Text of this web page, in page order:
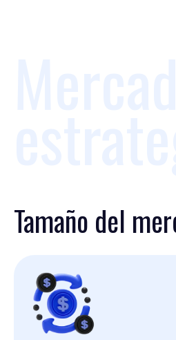
Tamaño del